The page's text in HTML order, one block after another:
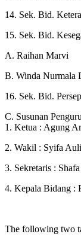
14. Sek. Bid.
15. Sek. Bid.
A. Raihan Marvi
B. Winda Nurmala
16. Sek. Bid.
C. Susunan
1. Ketua : Agung
2. Wakil : Syifa
3. Sekretaris :
4. Kepala Bidang :
The following two